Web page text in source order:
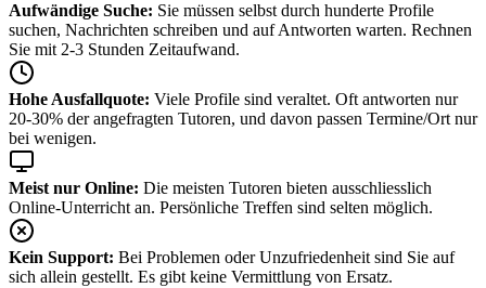
Aufwändige Suche: Sie müssen selbst durch hunderte Profile
suchen, Nachrichten schreiben und auf Antworten warten. Rechnen
Sie mit 2-3 Stunden Zeitaufwand.
Hohe Ausfallquote: Viele Profile sind veraltet. Oft antworten nur
20-30% der angefragten Tutoren, und davon passen Termine/Ort nur
bei wenigen.
Meist nur Online: Die meisten Tutoren bieten ausschliesslich
Online-Unterricht an. Persönliche Treffen sind selten möglich.
Kein Support: Bei Problemen oder Unzufriedenheit sind Sie auf
sich allein gestellt. Es gibt keine Vermittlung von Ersatz.